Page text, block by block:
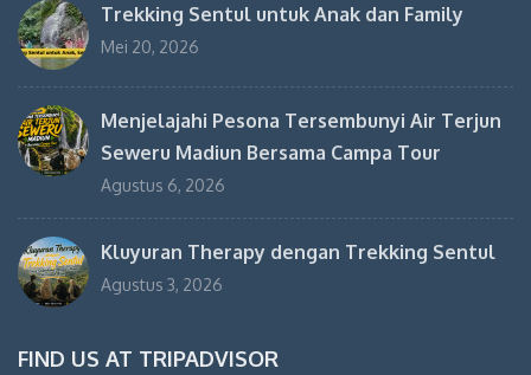
Trekking Sentul untuk Anak dan Family
Mei 20, 2026
Menjelajahi Pesona Tersembunyi Air Terjun
Seweru Madiun Bersama Campa Tour
Agustus 6, 2026
Kluyuran Therapy dengan Trekking Sentul
Agustus 3, 2026
FIND US AT TRIPADVISOR